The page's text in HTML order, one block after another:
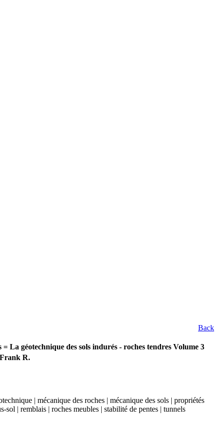
Back
La géotechnique des sols indurés - roches tendres Volume 3
R.
| mécanique des roches | mécanique des sols | propriétés
sol | remblais | roches meubles | stabilité de pentes | tunnels